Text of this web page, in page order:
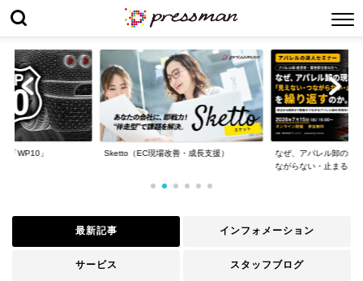
・成長支援）
なぜ、アパレル卸の現場は「見えない・つ
WP10導入事例 : 日本
最新記事 インフォメーション
サービス スタッフブログ